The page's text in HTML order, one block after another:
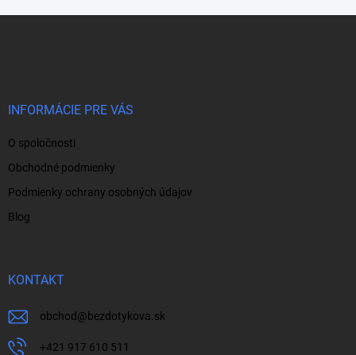
INFORMÁCIE PRE VÁS
O spoločnosti
Obchodné podmienky
Podmienky ochrany osobných údajov
Blog
KONTAKT
obchod @bezdotykova.sk
+421 917 610 511